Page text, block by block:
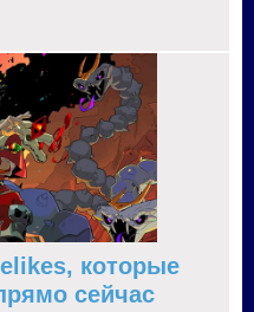
которые
сейчас